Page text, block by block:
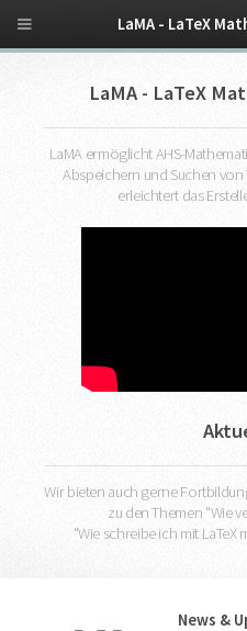
LaMA - LaTeX
LaMA ermöglicht AHS-
Abspeichern und Suchen von
erleichtert das
Wir bieten auch gerne
zu den Themen "Wie
"Wie schreibe ich mit
News &
LaMA - LaTeX